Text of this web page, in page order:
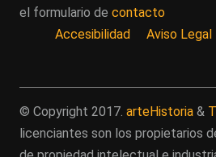
el formulario de contacto
Accesibilidad
Aviso Legal
© Copyright 2017. arteHistoria &
licenciantes son los propietarios